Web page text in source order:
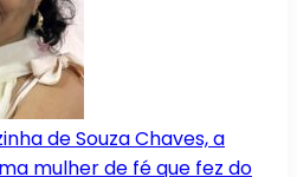
de Souza Chaves, a
mulher de fé que fez do